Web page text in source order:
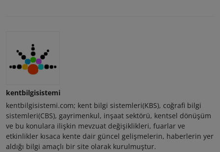
kentbilgisistemi
kentbilgisistemi.com; kent bilgi sistemleri(KBS), coğrafi bilgi
sistemleri(CBS), gayrimenkul, inşaat sektörü, kentsel dönüşüm
ve bu konulara ilişkin mevzuat değişiklikleri, fuarlar ve
etkinlikler kısaca kente dair güncel gelişmelerin, haberlerin yer
aldığı bilgi amaçlı bir site olarak kurulmuştur.